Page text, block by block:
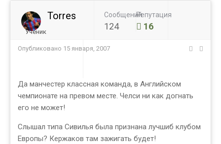
Torres
Ученик
Сообщений
124
Репутация
16
Опубликовано 15 января, 2007
Да манчестер классная команда, в Английском
чемпионате на превом месте. Челси ни как догнать
его не может!
Слышал типа Сивилья была признана лучшиб клубом
Европы? Кержаков там зажигать будет!